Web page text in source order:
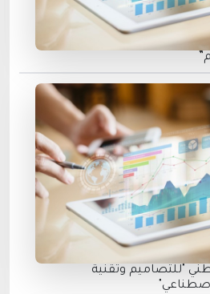
"للتصاميم وتقنية